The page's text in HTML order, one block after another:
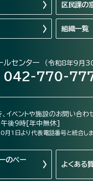
区民課の
組織一覧
ルセンター （令和8年9月
042-770-
イベントや施設のお問い合わ
後9時[年中無休]
1日より代表電話番号と統合しま
のペー
よくある